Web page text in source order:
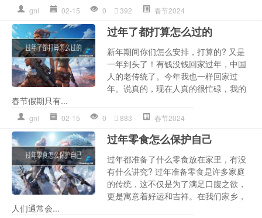
gnl 02-15 0 392 春节2024
过年了都打算怎么过的
新年期间你们怎么安排，打算的? 又是
一年到头了！有钱没钱回家过年，中国
人的老传统了。今年我也一样回家过
年。说真的，现在人真的很忙碌，我的
春节假期只有...
gnl 02-15 0 883 春节2024
过年零食怎么保护自己
过年都准备了什么零食放在家里，有没
有什么讲究? 过年准备零食是许多家庭
的传统，这不仅是为了满足口腹之欲，
更是寓意着好运和吉祥。在我们家乡，
人们通常会...